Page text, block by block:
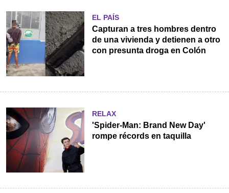
EL PAÍS
Capturan a tres hombres dentro
de una vivienda y detienen a otro
con presunta droga en Colón
RELAX
'Spider-Man: Brand New Day'
rompe récords en taquilla